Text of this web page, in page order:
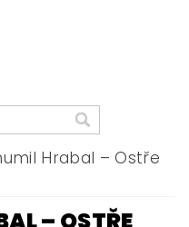
Hrabal – Ostře
– OSTŘE